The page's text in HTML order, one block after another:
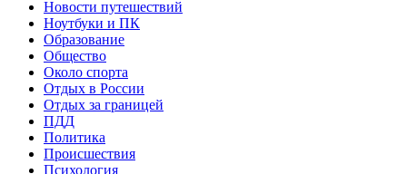
Новости путешествий
Ноутбуки и ПК
Образование
Общество
Около спорта
Отдых в России
Отдых за границей
ПДД
Политика
Происшествия
Психология